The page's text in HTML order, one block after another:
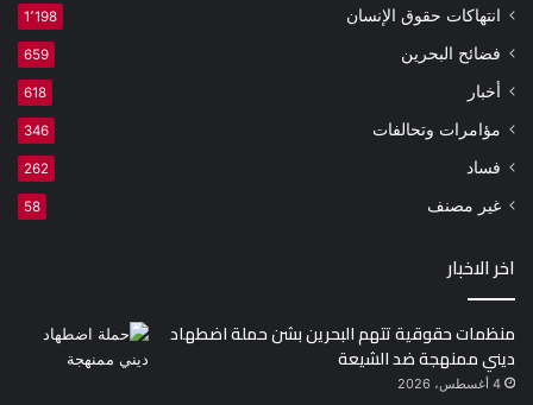
انتهاكات حقوق الإنسان 1٬198
فضائح البحرين 659
أخبار 618
مؤامرات وتحالفات 346
فساد 262
غير مصنف 58
اخر الاخبار
منظمات حقوقية تتهم البحرين بشن حملة اضطهاد
ديني ممنهجة ضد الشيعة
4 أغسطس، 2026